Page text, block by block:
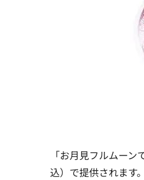
「お月見フルムー
込）で提供されます